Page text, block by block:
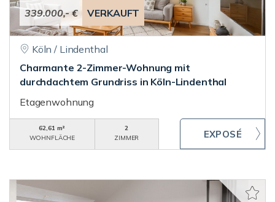
339.000,- € VERKAUFT
Köln / Lindenthal
Charmante 2-Zimmer-Wohnung mit
durchdachtem Grundriss in Köln-Lindenthal
Etagenwohnung
62,61 m²
WOHNFLÄCHE
2
ZIMMER